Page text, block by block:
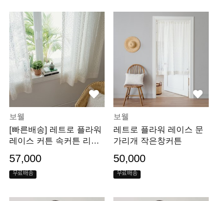
보웰
[빠른배송] 레트로 플라워
레이스 커튼 속커튼 리본
57,000
무료배송
보웰
레트로 플라워 레이스 문
가리개 작은창커튼
50,000
무료배송